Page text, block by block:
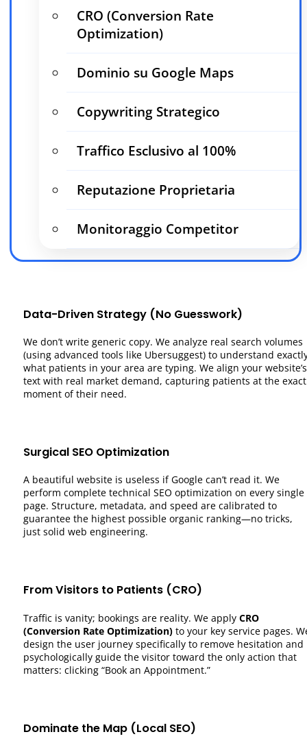
CRO (Conversion Rate
Optimization)
Dominio su Google Maps
Copywriting Strategico
Traffico Esclusivo al 100%
Reputazione Proprietaria
Monitoraggio Competitor
Data-Driven Strategy (No Guesswork)
We don’t write generic copy. We analyze real search volumes
(using advanced tools like Ubersuggest) to understand
what patients in your area are typing. We align your website’s
text with real market demand, capturing patients at the exact
moment of their need.
Surgical SEO Optimization
A beautiful website is useless if Google can’t read it. We
perform complete technical SEO optimization on every single
page. Structure, metadata, and speed are calibrated to
guarantee the highest possible organic ranking—no tricks,
just solid web engineering.
From Visitors to Patients (CRO)
Traffic is vanity; bookings are reality. We apply CRO
(Conversion Rate Optimization)to your key service pages.
design the user journey specifically to remove hesitation and
psychologically guide the visitor toward the only action that
matters: clicking “Book an Appointment.”
Dominate the Map (Local SEO)